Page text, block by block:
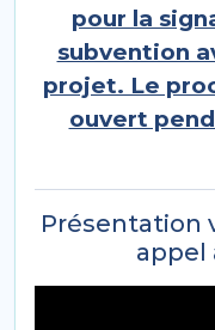
pour la
subvention
projet. Le
ouvert
Présentation
appel